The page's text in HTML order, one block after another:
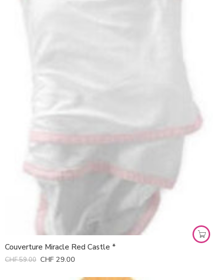
Couverture Miracle Red Castle *
CHF59.00 CHF 29.00